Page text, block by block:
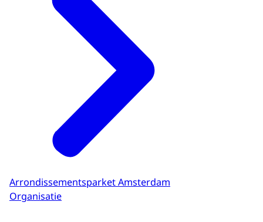
Arrondissementsparket Amsterdam
Organisatie